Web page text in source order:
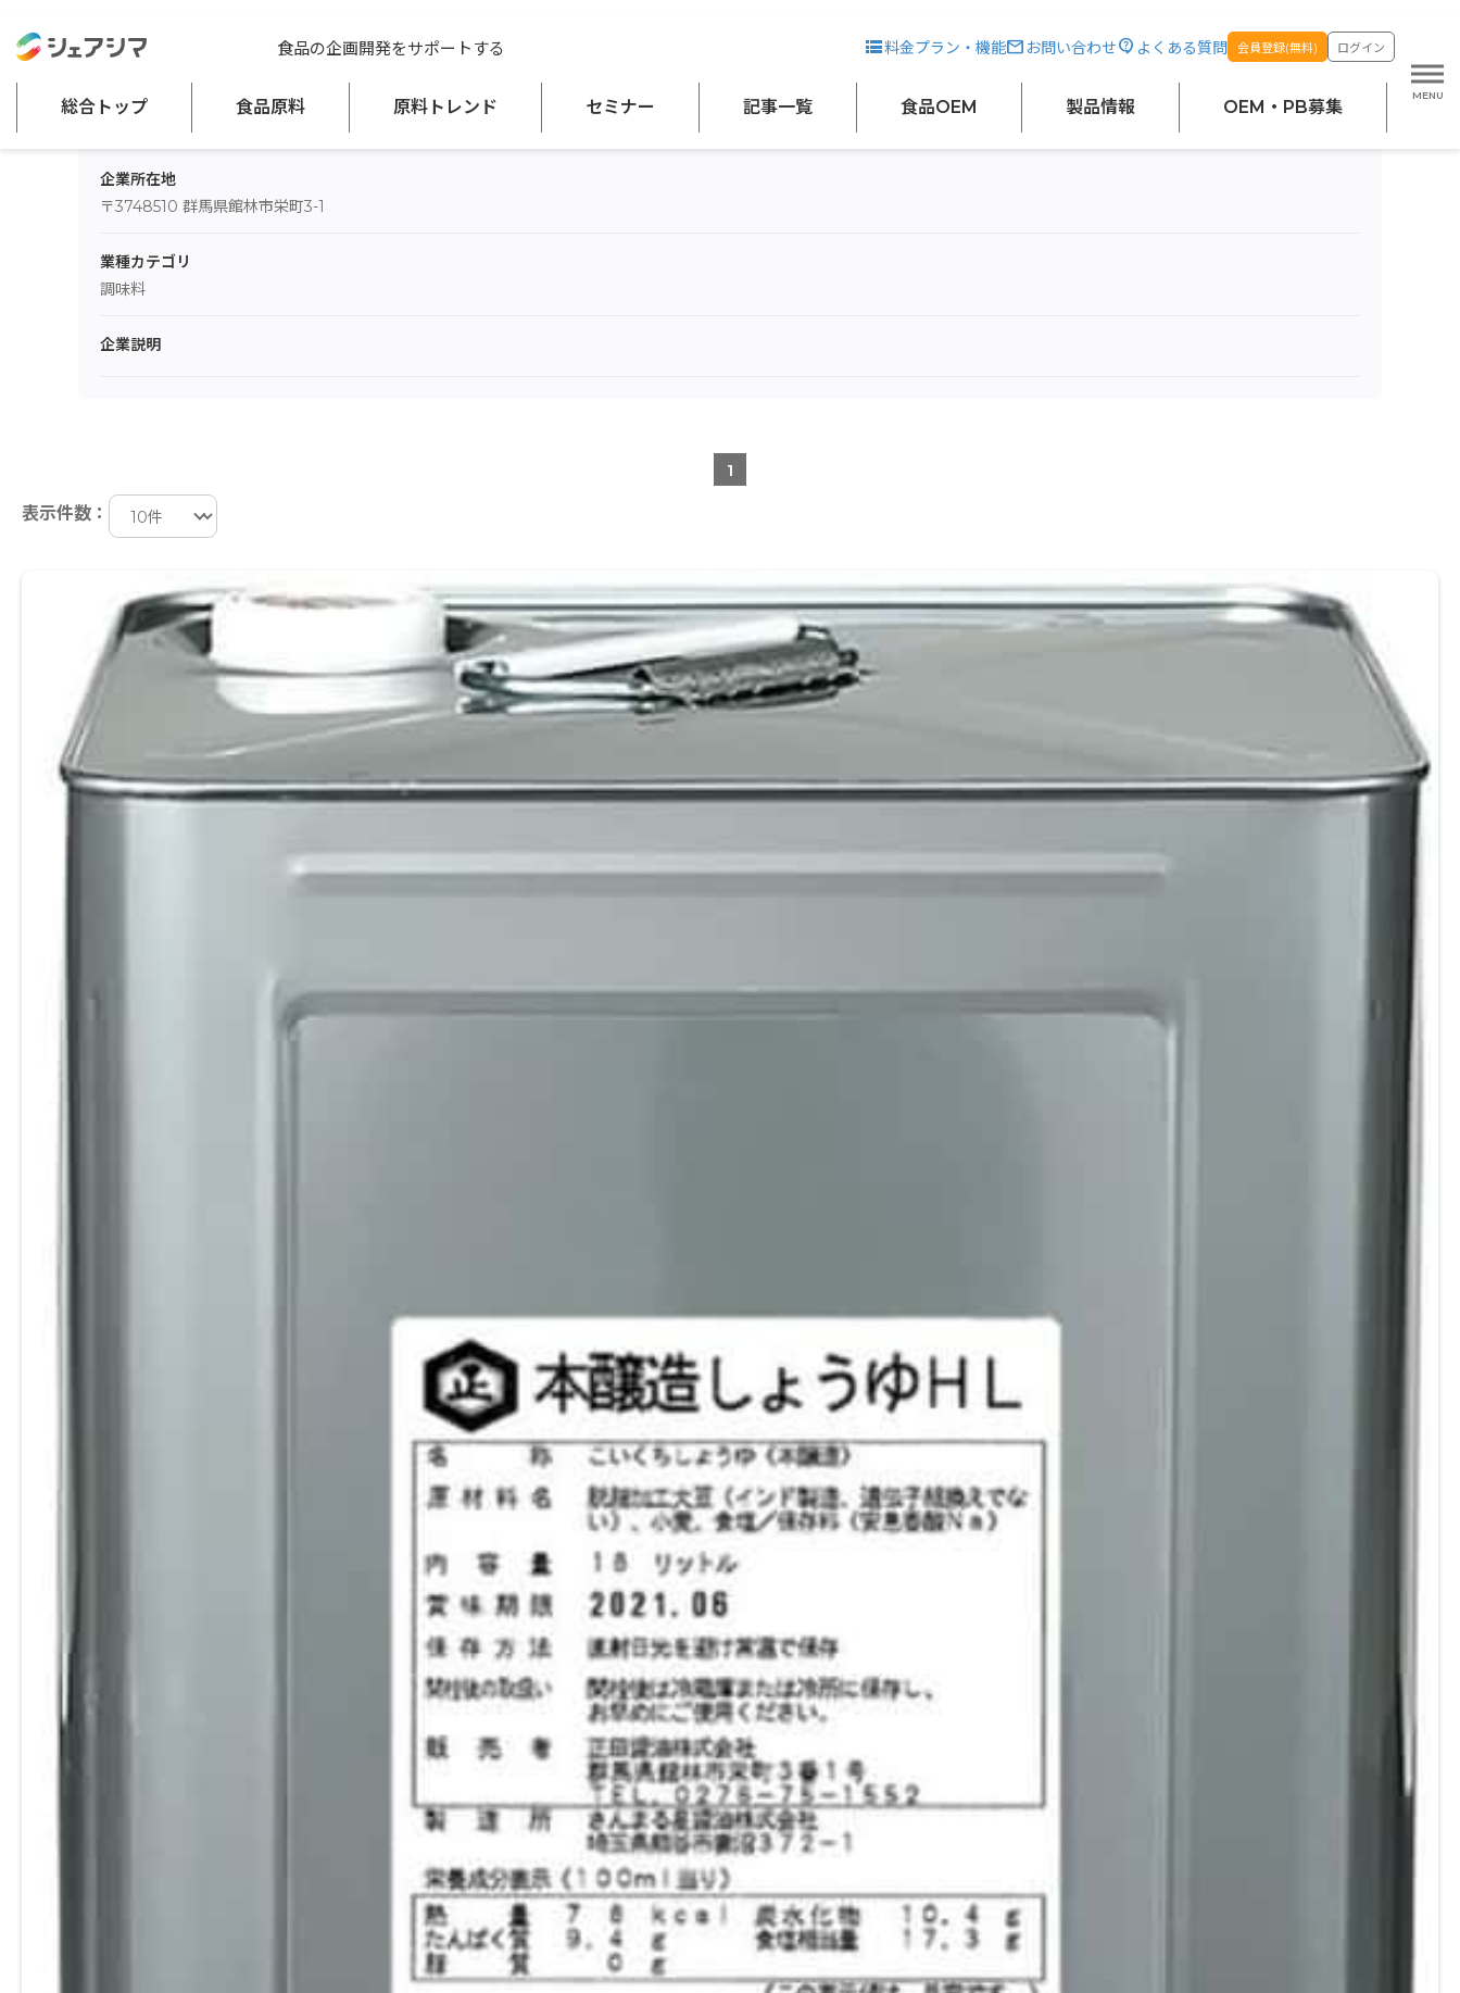
食品の企画開発をサポートする 料金プラン・機能 お問い合わせ よくある質問 会員登録(無料) ログイン
総合トップ 食品原料 原料トレンド セミナー 記事一覧 食品OEM 製品情報 OEM・PB募集
正田醤油株式会社
企業所在地
〒3748510 群馬県館林市栄町3-1
業種カテゴリ
調味料
企業説明
1
表示件数：